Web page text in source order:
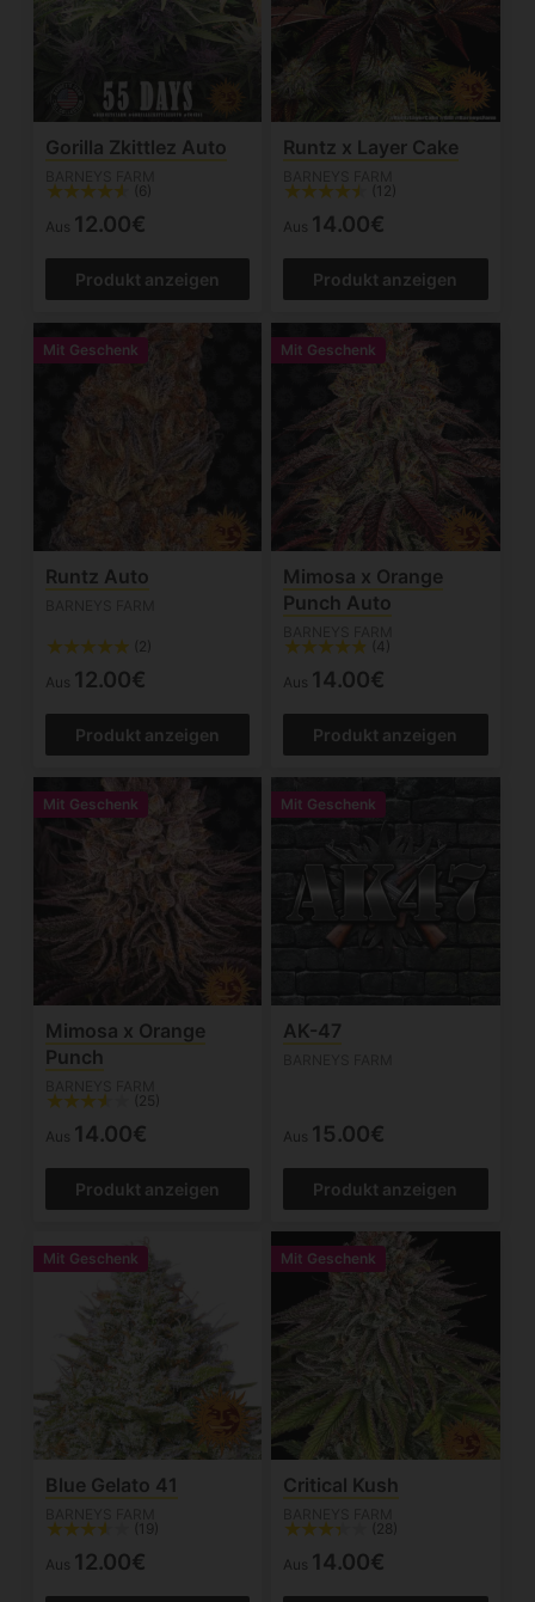
Gorilla Zkittlez Auto
(6)
Aus 12.00€
Produkt anzeigen
Runtz x Layer Cake
(12)
Aus 14.00€
Produkt anzeigen
Mit Geschenk
Runtz Auto
(2)
Aus 12.00€
Produkt anzeigen
Mit Geschenk
Mimosa x Orange
Punch Auto
(4)
Aus 14.00€
Produkt anzeigen
Mit Geschenk
Mimosa x Orange
Punch
(25)
Aus 14.00€
Produkt anzeigen
Mit Geschenk
AK-47
Aus 15.00€
Produkt anzeigen
Mit Geschenk
Blue Gelato 41
(19)
Aus 12.00€
Mit Geschenk
Critical Kush
(28)
Aus 14.00€